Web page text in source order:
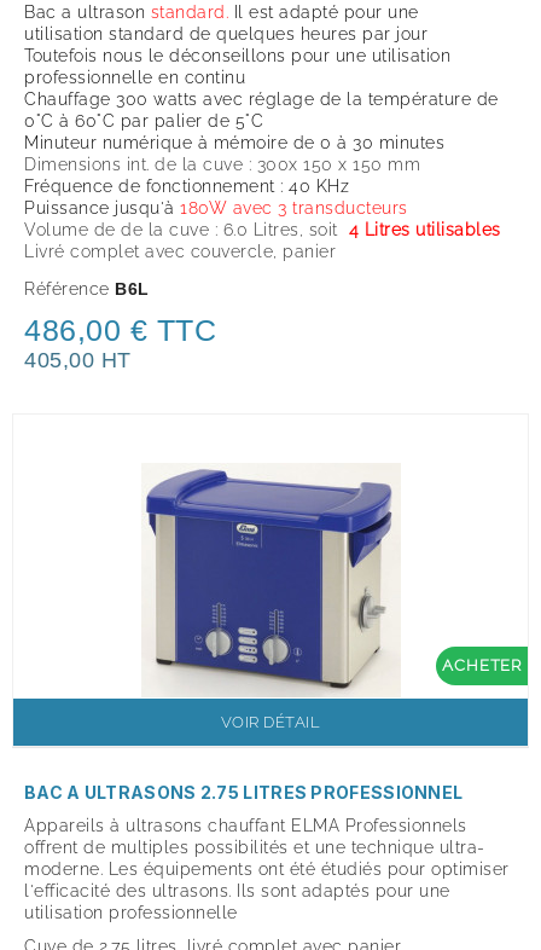
Bac a ultrason standard.
Il est adapté pour une
utilisation standard de quelques heures par jour
Toutefois nous le déconseillons pour une utilisation
professionnelle en continu
Chauffage 300 watts avec réglage de la température de
0°C à 60°C par palier de 5°C
Minuteur numérique à mémoire de 0 à 30 minutes
Dimensions int. de la cuve : 300x 150 x 150 mm
Fréquence de fonctionnement : 40 KHz
Puissance jusqu'à 180W avec 3 transducteurs
Volume de de la cuve : 6.0 Litres, soit
4 Litres utilisables
Livré complet avec couvercle, panier
Référence B6L
486,00 € TTC
405,00 HT
ACHETER
VOIR DÉTAIL
BAC A ULTRASONS 2.75 LITRES PROFESSIONNEL
Appareils à ultrasons chauffant ELMA Professionnels
offrent de multiples possibilités et une technique ultra-
moderne. Les équipements ont été étudiés pour optimiser
l'efficacité des ultrasons. Ils sont adaptés pour une
utilisation professionnelle